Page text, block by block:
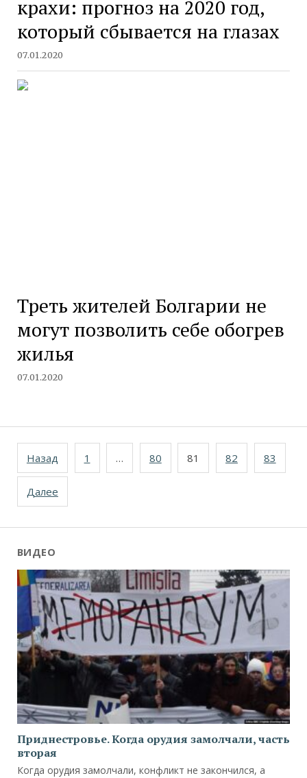
ВИДЕО
Приднестровье. Когда орудия замолчали, часть
вторая
Когда орудия замолчали, конфликт не закончился, а
крахи: прогноз на 2020 год,
который сбывается на глазах
07.01.2020
Треть жителей Болгарии не
могут позволить себе обогрев
жилья
07.01.2020
Навигация
по
записям
Назад 1 … 80 81 82 83
Далее